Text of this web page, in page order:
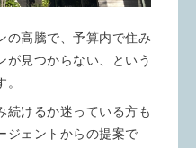
の高騰で、予算内で住み
が見つからない、という
続けるか迷っている方も
ジェントからの提案で